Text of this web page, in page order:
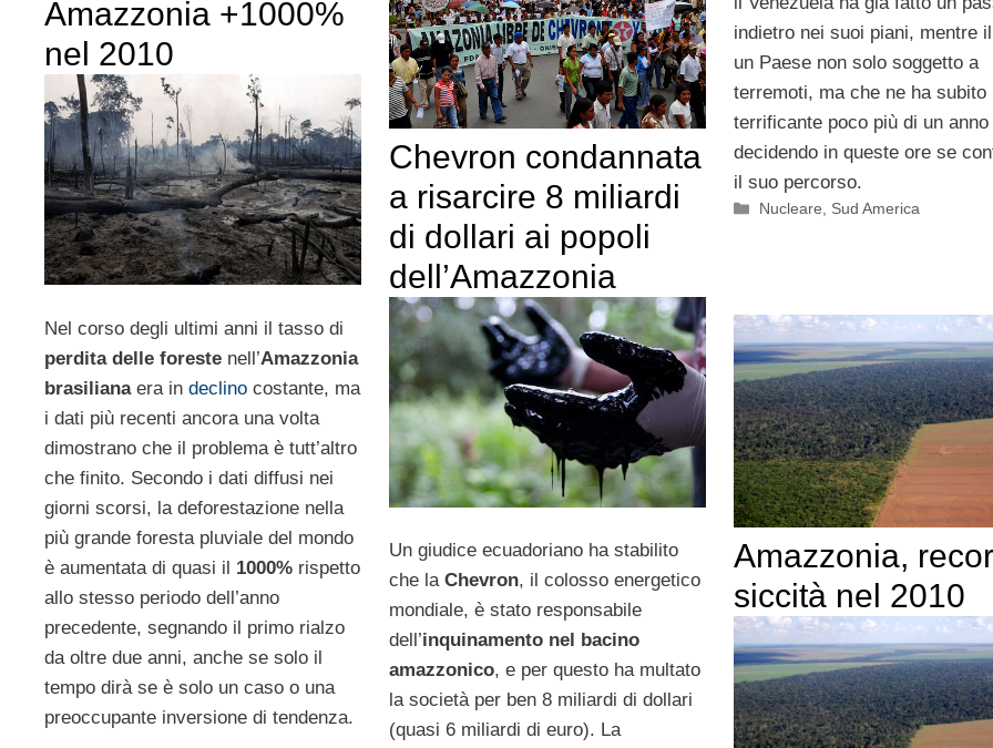
indietro nei suoi piani, mentre
un Paese non solo soggetto a
terremoti, ma che ne ha subito
terrificante poco più di un
decidendo in queste ore se
il suo percorso.
Categorie
Nucleare Sud America
Amazzonia +1000%
nel 2010
Nel corso degli ultimi anni il tasso di
perdita delle foreste nell’Amazzonia
brasilianaera in declino costante, ma
i dati più recenti ancora una volta
dimostrano che il problema è tutt’altro
che finito. Secondo i dati diffusi nei
giorni scorsi, la deforestazione nella
più grande foresta pluviale del mondo
è aumentata di quasi il 1000% rispetto
allo stesso periodo dell’anno
precedente, segnando il primo rialzo
da oltre due anni, anche se solo il
tempo dirà se è solo un caso o una
preoccupante inversione di tendenza.
Chevron condannata
a risarcire 8 miliardi
di dollari ai popoli
dell’Amazzonia
Un giudice ecuadoriano ha stabilito
che la Chevron, il colosso energetico
mondiale, è stato responsabile
dell’inquinamento nel bacino
amazzonico, e per questo ha multato
la società per ben 8 miliardi di dollari
(quasi 6 miliardi di euro). La
Amazzonia,
siccità nel 2010